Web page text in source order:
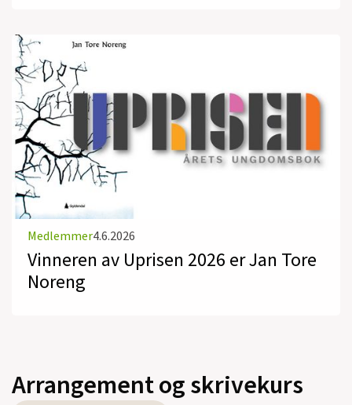
Medlemmer4.6.2026
Vinneren av Uprisen 2026 er Jan Tore
Noreng
Arrangement og skrivekurs